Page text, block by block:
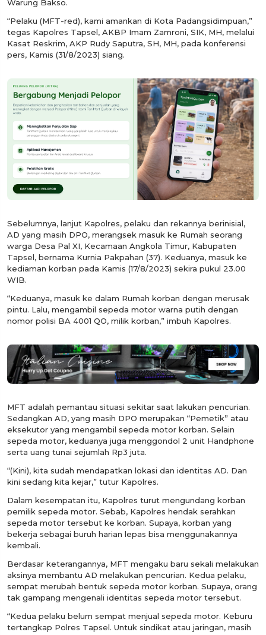
Warung Bakso.
“Pelaku (MFT-red), kami amankan di Kota Padangsidimpuan,”
tegas Kapolres Tapsel, AKBP Imam Zamroni, SIK, MH, melalui
Kasat Reskrim, AKP Rudy Saputra, SH, MH, pada konferensi
pers, Kamis (31/8/2023) siang.
Sebelumnya, lanjut Kapolres, pelaku dan rekannya berinisial,
AD yang masih DPO, merangsek masuk ke Rumah seorang
warga Desa Pal XI, Kecamaan Angkola Timur, Kabupaten
Tapsel, bernama Kurnia Pakpahan (37). Keduanya, masuk ke
kediaman korban pada Kamis (17/8/2023) sekira pukul 23.00
WIB.
“Keduanya, masuk ke dalam Rumah korban dengan merusak
pintu. Lalu, mengambil sepeda motor warna putih dengan
nomor polisi BA 4001 QO, milik korban,” imbuh Kapolres.
MFT adalah pemantau situasi sekitar saat lakukan pencurian.
Sedangkan AD, yang masih DPO merupakan “Pemetik” atau
eksekutor yang mengambil sepeda motor korban. Selain
sepeda motor, keduanya juga menggondol 2 unit Handphone
serta uang tunai sejumlah Rp3 juta.
“(Kini), kita sudah mendapatkan lokasi dan identitas AD. Dan
kini sedang kita kejar,” tutur Kapolres.
Dalam kesempatan itu, Kapolres turut mengundang korban
pemilik sepeda motor. Sebab, Kapolres hendak serahkan
sepeda motor tersebut ke korban. Supaya, korban yang
bekerja sebagai buruh harian lepas bisa menggunakannya
kembali.
Berdasar keterangannya, MFT mengaku baru sekali melakukan
aksinya membantu AD melakukan pencurian. Kedua pelaku,
sempat merubah bentuk sepeda motor korban. Supaya, orang
tak gampang mengenali identitas sepeda motor tersebut.
“Kedua pelaku belum sempat menjual sepeda motor. Keburu
tertangkap Polres Tapsel. Untuk sindikat atau jaringan, masih